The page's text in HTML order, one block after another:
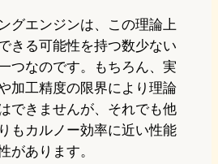
グエンジンは、この理論上
きる可能性を持つ数少ない
つなのです。もちろん、実
加工精度の限界により理論
できませんが、それでも他
もカルノー効率に近い性能
があります。